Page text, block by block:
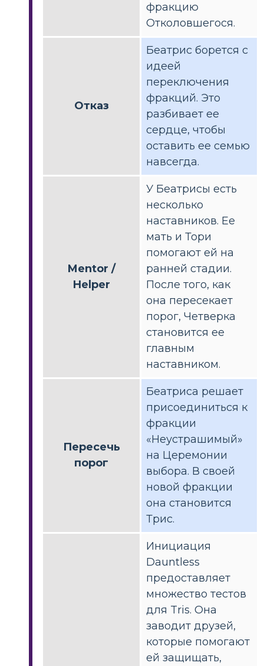
фракцию
Отколовшегося.
Отказ
Беатрис борется с
идеей
переключения
фракций. Это
разбивает ее
сердце, чтобы
оставить ее семью
навсегда.
Mentor /
Helper
У Беатрисы есть
несколько
наставников. Ее
мать и Тори
помогают ей на
ранней стадии.
После того, как
она пересекает
порог, Четверка
становится ее
главным
наставником.
Пересечь
порог
Беатриса решает
присоединиться к
фракции
«Неустрашимый»
на Церемонии
выбора. В своей
новой фракции
она становится
Трис.
Инициация
Dauntless
предоставляет
множество тестов
для Tris. Она
заводит друзей,
которые помогают
ей защищать,